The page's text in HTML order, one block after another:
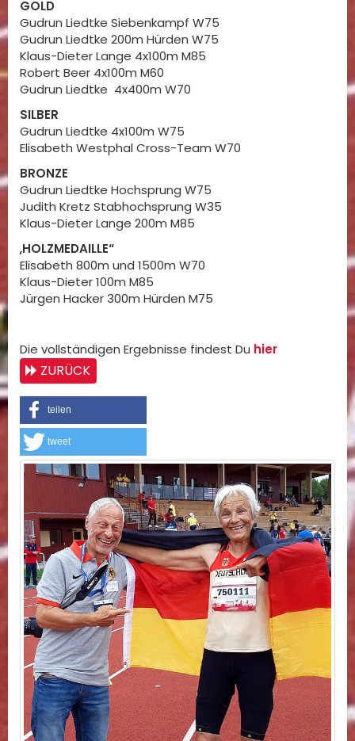
GOLD
Gudrun Liedtke Siebenkampf W75
Gudrun Liedtke 200m Hürden W75
Klaus-Dieter Lange 4x100m M85
Robert Beer 4x100m M60
Gudrun Liedtke 4x400m W70
SILBER
Gudrun Liedtke 4x100m W75
Elisabeth Westphal Cross-Team W70
BRONZE
Gudrun Liedtke Hochsprung W75
Judith Kretz Stabhochsprung W35
Klaus-Dieter Lange 200m M85
„HOLZMEDAILLE“
Elisabeth 800m und 1500m W70
Klaus-Dieter 100m M85
Jürgen Hacker 300m Hürden M75
Die vollständigen Ergebnisse findest Du hier
ZURÜCK
teilen
tweet